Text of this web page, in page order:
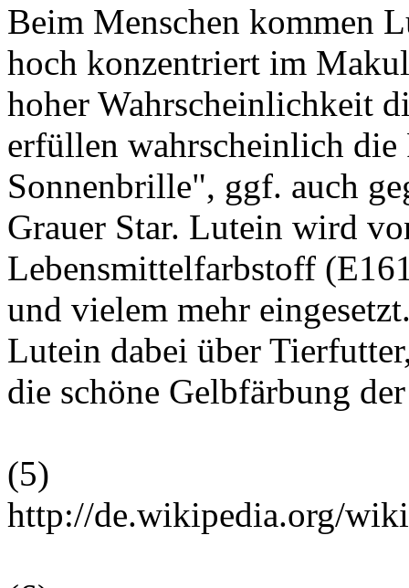
Beim Menschen kommen
hoch konzentriert im
hoher Wahrscheinlichkeit
erfüllen wahrscheinlich
Sonnenbrille", ggf. auch
Grauer Star. Lutein wird
Lebensmittelfarbstoff
und vielem mehr
Lutein dabei über
die schöne Gelbfärbung
(5)
http://de.wikipedia.org/